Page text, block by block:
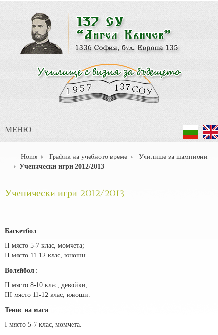
МЕНЮ
Home График на учебното време
Училище за шампиони
Ученически игри 2012/2013
Ученически игри 2012/2013
Баскетбол :
II място 5-7 клас, момчета;
II място 11-12 клас, юноши.
Волейбол :
II място 8-10 клас, девойки;
III място 11-12 клас, юноши.
Тенис на маса :
I място 5-7 клас, момчета.